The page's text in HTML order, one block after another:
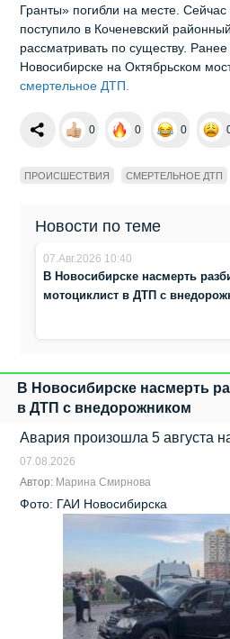
Гранты» погибли на месте. Сейчас
поступило в Коченевский
рассматривать по существу.
Новосибирске на Октябрьском
смертельное ДТП.
0 0 0
ПРОИСШЕСТВИЯ СМЕРТЕЛЬНОЕ ДТП
Новости по теме
07.Авг.2026 10:40
В Новосибирске насмерть
мотоциклист в ДТП с
В Новосибирске насмерть
в ДТП с внедорожником
Авария произошла 5 августа
07.08.2026
Автор: Марина Смирнова
Фото: ГАИ Новосибирска